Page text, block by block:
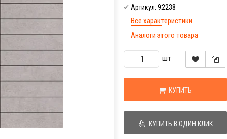
Артикул: 92238
Все характеристики
Аналоги этого товара
шт
КУПИТЬ
КУПИТЬ В ОДИН КЛИК